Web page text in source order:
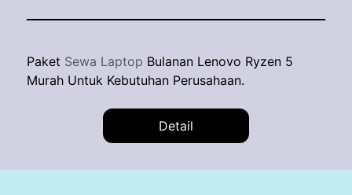
Paket Sewa Laptop Bulanan Lenovo Ryzen 5
Murah Untuk Kebutuhan Perusahaan.
Detail